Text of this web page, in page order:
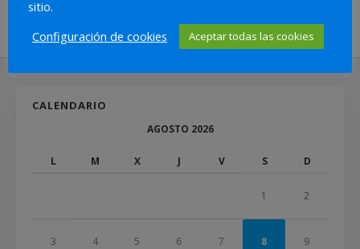
CALENDARIO
AGOSTO 2026
L M X J V S D
1 2
3 4 5 6 7 8 9
sitio.
Configuración de cookies
Aceptar todas las cookies